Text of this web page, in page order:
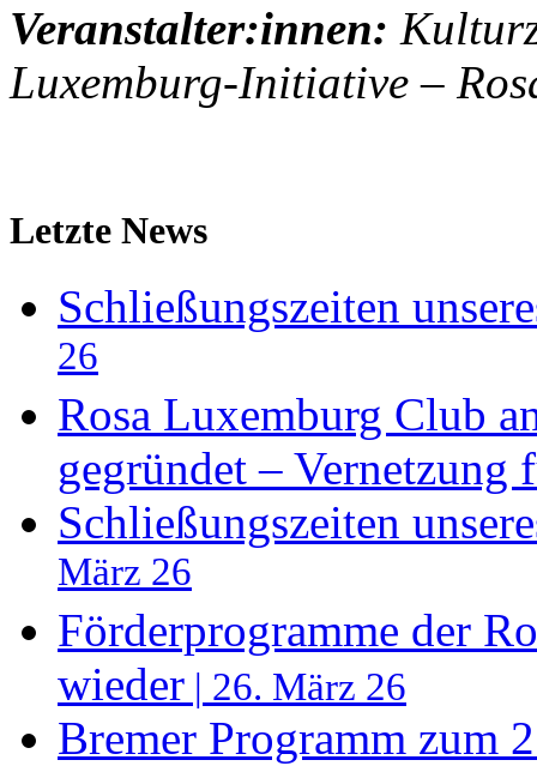
Veranstalter:innen:
Luxemburg-Initiative –
Letzte News
Schließungszeiten
26
Rosa Luxemburg Club
gegründet – Vernetzung
Schließungszeiten
März 26
Förderprogramme der
wieder | 26. März 26
Bremer Programm zum